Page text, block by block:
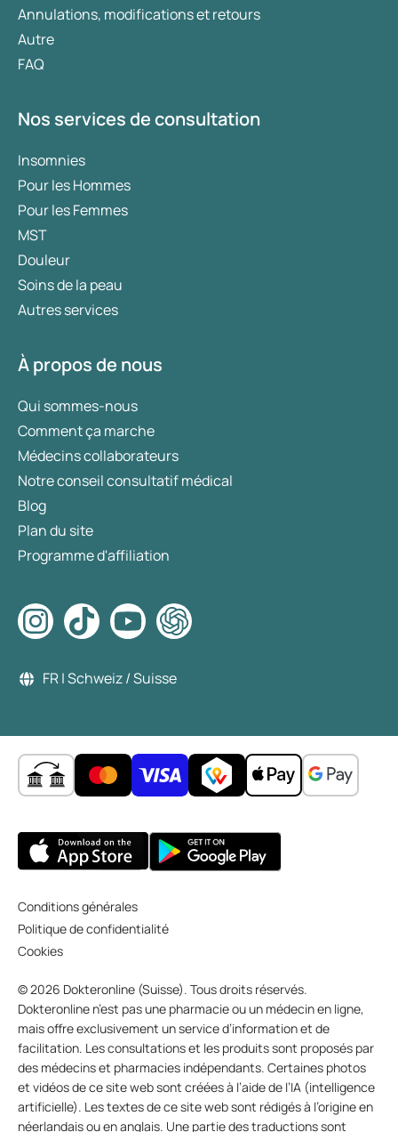
Annulations, modifications et retours
Autre
FAQ
Nos services de consultation
Insomnies
Pour les Hommes
Pour les Femmes
MST
Douleur
Soins de la peau
Autres services
À propos de nous
Qui sommes-nous
Comment ça marche
Médecins collaborateurs
Notre conseil consultatif médical
Blog
Plan du site
Programme d'affiliation
FR | Schweiz / Suisse
Conditions générales
Politique de confidentialité
Cookies
© 2026 Dokteronline (Suisse). Tous droits réservés.
Dokteronline n’est pas une pharmacie ou un médecin en ligne,
mais offre exclusivement un service d’information et de
facilitation. Les consultations et les produits sont proposés par
des médecins et pharmacies indépendants. Certaines photos
et vidéos de ce site web sont créées à l’aide de l’IA (intelligence
artificielle). Les textes de ce site web sont rédigés à l’origine en
néerlandais ou en anglais. Une partie des traductions sont